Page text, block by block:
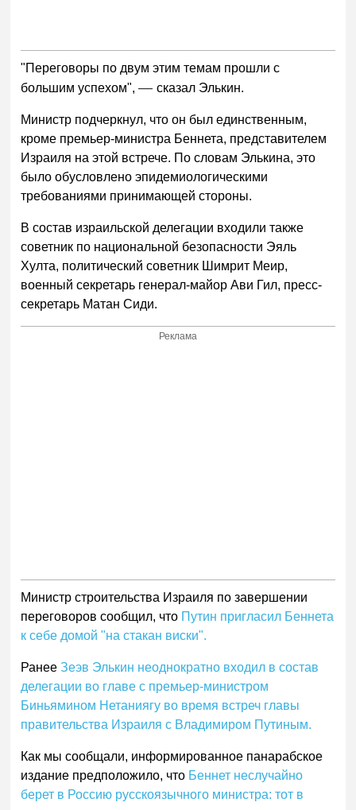
"Переговоры по двум этим темам прошли с
большим успехом",—сказал Элькин.
Министр подчеркнул, что он был единственным,
кроме премьер-министра Беннета, представителем
Израиля на этой встрече. По словам Элькина, это
было обусловлено эпидемиологическими
требованиями принимающей стороны.
В состав израильской делегации входили также
советник по национальной безопасности Эяль
Хулта, политический советник Шимрит Меир,
военный секретарь генерал-майор Ави Гил, пресс-
секретарь Матан Сиди.
Реклама
Министр строительства Израиля по завершении
переговоров сообщил, что Путин пригласил Беннета
к себе домой "на стакан виски".
РанееЗеэв Элькин неоднократно входил в состав
делегации во главе с премьер-министром
Биньямином Нетаниягу во время встреч главы
правительства Израиля с Владимиром Путиным.
Как мы сообщали, информированное панарабское
издание предположило, что Беннет неслучайно
берет в Россию русскоязычного министра: тот в